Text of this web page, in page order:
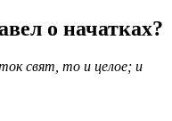
о начатках?
свят, то и целое; и